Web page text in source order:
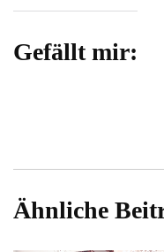
Gefällt mir:
Ähnliche